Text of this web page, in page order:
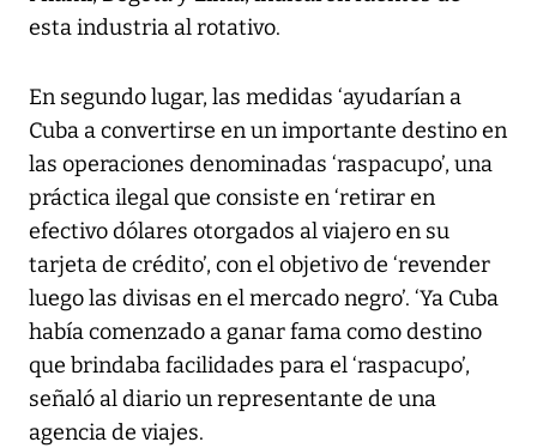
esta industria al rotativo.
En segundo lugar, las medidas ‘ayudarían a
Cuba a convertirse en un importante destino en
las operaciones denominadas ‘raspacupo’, una
práctica ilegal que consiste en ‘retirar en
efectivo dólares otorgados al viajero en su
tarjeta de crédito’, con el objetivo de ‘revender
luego las divisas en el mercado negro’. ‘Ya Cuba
había comenzado a ganar fama como destino
que brindaba facilidades para el ‘raspacupo’,
señaló al diario un representante de una
agencia de viajes.